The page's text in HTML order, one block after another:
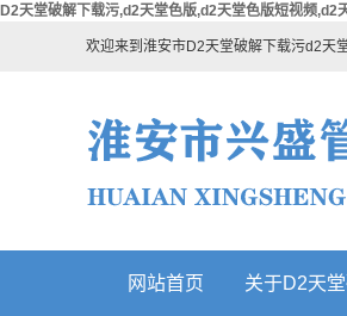
D2天堂破解下载污,d2天堂色版,d2天堂色版短视频,d2
欢迎来到淮安市D2天堂破解下载污d2
网站首页 关于D2天